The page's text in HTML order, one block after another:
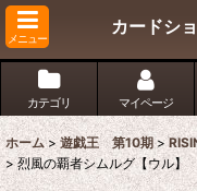
メニュー
カードシ
カテゴリ マイページ
ホーム > 遊戯王 第10期 >
> 烈風の覇者シムルグ【ウル】